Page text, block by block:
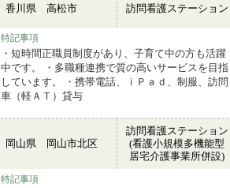
香川県 高松市 訪問看護ステーション
特記事項
・短時間正職員制度があり、子育て中の方も活躍
中です。 ・多職種連携で質の高いサービスを目指
しています。 ・携帯電話、ｉＰａｄ、制服、訪問
車（軽ＡＴ）貸与
岡山県 岡山市北区
訪問看護ステーション
(看護小規模多機能型
居宅介護事業所併設)
特記事項